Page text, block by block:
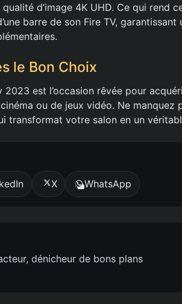
d’image 4K UHD. Ce qui rend
barre de son Fire TV,
le Bon Choix
2023 est l’occasion rêvée pour
ou de jeux vidéo. Ne manquez
transformat votre salon en un
X WhatsApp
dénicheur de bons plans